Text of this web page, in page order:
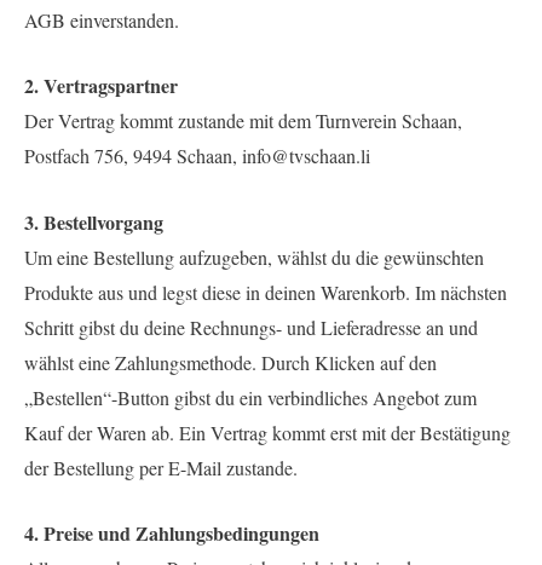
AGB einverstanden.
2. Vertragspartner
Der Vertrag kommt zustande mit dem Turnverein Schaan,
Postfach 756, 9494 Schaan, info@tvschaan.li
3. Bestellvorgang
Um eine Bestellung aufzugeben, wählst du die gewünschten
Produkte aus und legst diese in deinen Warenkorb. Im nächsten
Schritt gibst du deine Rechnungs- und Lieferadresse an und
wählst eine Zahlungsmethode. Durch Klicken auf den
„Bestellen“-Button gibst du ein verbindliches Angebot zum
Kauf der Waren ab. Ein Vertrag kommt erst mit der Bestätigung
der Bestellung per E-Mail zustande.
4. Preise und Zahlungsbedingungen